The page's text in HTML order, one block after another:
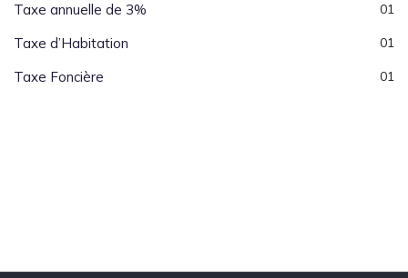
Taxe annuelle de 3% 01
Taxe d’Habitation 01
Taxe Foncière 01